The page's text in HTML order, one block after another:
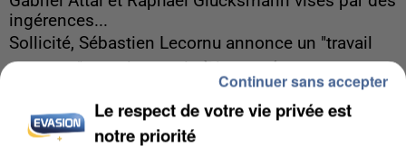
ingérences...
Sollicité, Sébastien Lecornu annonce un "travail
commun" avec les partis à la rentrée.
Le respect de votre vie privée est
notre priorité
Continuer sans accepter